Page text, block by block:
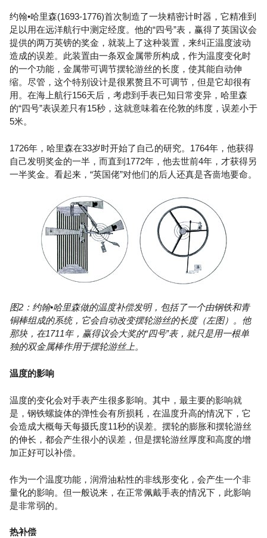
约翰•哈里森(1693-1776)首次制造了一块精密计时器，它精准到
足以用在远洋航行中测定经度。他的“四号”表，赢得了英国议会
提供的两万英镑的奖金，就装上了这种装置，来纠正温度波动
造成的误差。此装置由一条双金属带所构成，作为温度变化时
的一个功能，金属带可调节摆轮游丝的长度，使其能自动伸
缩。尽管，这个特别设计是很累赘且不可调节，但是它却很有
用。在海上航行156天后，考虑到手表已知日常变异，哈里森
的“四号”表误差只有15秒，这就意味着在伦敦的纬度，误差小于
5米。
1726年，哈里森在33岁时开始了自己的研究。1764年，他获得
自己发明奖金的一半，而直到1772年，他去世前4年，才获得另
一半奖金。看起来，“英国佬”对他们的后人还真是吝啬地要命。
图2：约翰•哈里森做的温度补偿发明，包括了一个由钢铁和青
铜棒组成的系统，它会自动改变摆轮游丝的长度（左图）。他
那块，在1711年，赢得议会大奖的“四号”表，就只是用一根单
独的双金属棒作用于摆轮游丝上。
温度的影响
温度的变化会对手表产生很多影响。其中，最主要的影响就
是，钢铁螺旋体的弹性会有所损耗，在温度升高的情况下，它
会造成大概每天每摄氏度11秒的误差。摆轮的膨胀和摆轮游丝
的伸长，都会产生很小的误差，但是摆轮游丝厚度和高度的增
加正好可以补偿。
作为一个温度功能，润滑油粘性的非线形变化，会产生一个非
量化的影响。但一般说来，在正常佩戴手表的情况下，此影响
是非常弱的。
热补偿